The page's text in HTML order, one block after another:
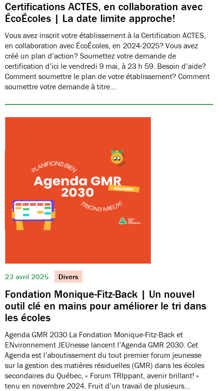
Certifications ACTES, en collaboration avec
ÉcoÉcoles | La date limite approche!
Vous avez inscrit votre établissement à la Certification ACTES,
en collaboration avec ÉcoÉcoles, en 2024-2025? Vous avez
créé un plan d’action? Soumettez votre demande de
certification d’ici le vendredi 9 mai, à 23 h 59. Besoin d’aide?
Comment soumettre le plan de votre établissement? Comment
soumettre votre demande à titre…
23 avril 2025 Divers
Fondation Monique-Fitz-Back | Un nouvel
outil clé en mains pour améliorer le tri dans
les écoles
Agenda GMR 2030 La Fondation Monique-Fitz-Back et
ENvironnement JEUnesse lancent l’Agenda GMR 2030. Cet
Agenda est l’aboutissement du tout premier forum jeunesse
sur la gestion des matières résiduelles (GMR) dans les écoles
secondaires du Québec, « Forum TRIppant, avenir brillant! »
tenu en novembre 2024. Fruit d’un travail de plusieurs…